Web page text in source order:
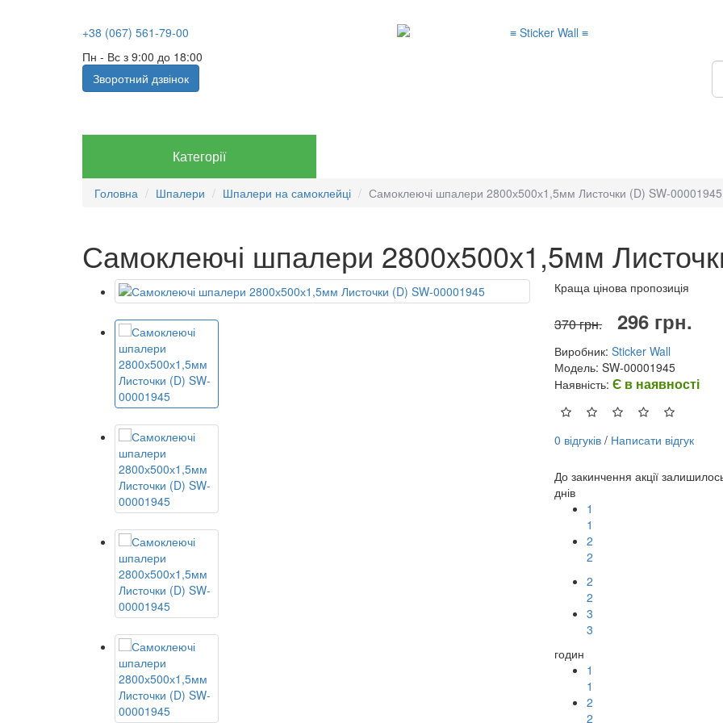
+38 (067) 561-79-00
Пн - Вс з 9:00 до 18:00
Зворотний дзвінок
Категорії
Головна Шпалери Шпалери на самоклейці Самоклеючі шпалери 2800х500х1,5мм Листочки (D) SW-00001945
Самоклеючі шпалери 2800х500х1,5мм
Краща цінова пропозиція
370 грн. 296 грн.
Виробник: Sticker Wall
Модель: SW-00001945
Наявність: Є в наявності
0 відгуків / Написати відгук
До закинчення акції
днів
1
1
2
2
2
2
3
3
годин
1
1
2
2